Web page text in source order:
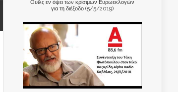
Ουίλς εν όψει των κρίσιμων Ευρωεκλογών
για τη διέξοδο (5/5/2019)